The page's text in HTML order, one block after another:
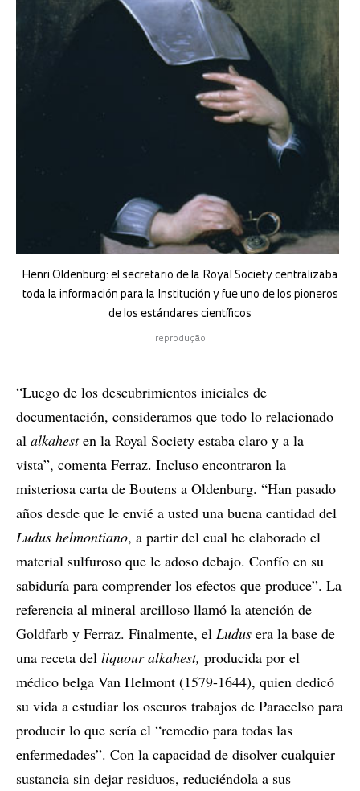
Henri Oldenburg: el secretario de la Royal Society centralizaba
toda la información para la Institución y fue uno de los pioneros
de los estándares científicos
reprodução
“Luego de los descubrimientos iniciales de
documentación, consideramos que todo lo relacionado
al alkahesten la Royal Society estaba claro y a la
vista”, comenta Ferraz. Incluso encontraron la
misteriosa carta de Boutens a Oldenburg. “Han pasado
años desde que le envié a usted una buena cantidad del
Ludus helmontiano, a partir del cual he elaborado el
material sulfuroso que le adoso debajo. Confío en su
sabiduría para comprender los efectos que produce”. La
referencia al mineral arcilloso llamó la atención de
Goldfarb y Ferraz. Finalmente, el Ludus era la base de
una receta del liquour alkahest, producida por el
médico belga Van Helmont (1579-1644), quien dedicó
su vida a estudiar los oscuros trabajos de Paracelso para
producir lo que sería el “remedio para todas las
enfermedades”. Con la capacidad de disolver cualquier
sustancia sin dejar residuos, reduciéndola a sus